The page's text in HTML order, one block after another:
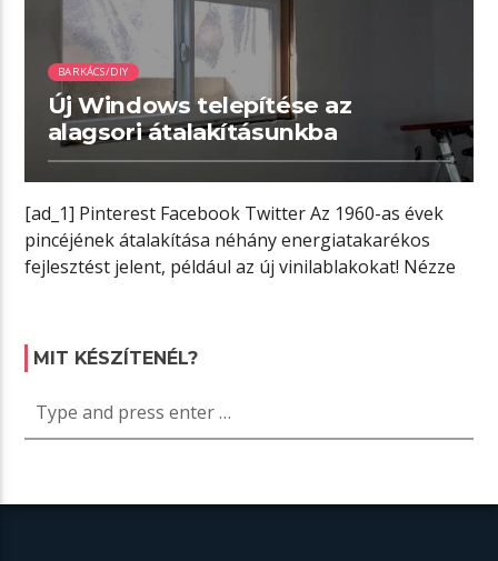
BARKÁCS/DIY
Új Windows telepítése az
alagsori átalakításunkba
[ad_1] Pinterest Facebook Twitter Az 1960-as évek
pincéjének átalakítása néhány energiatakarékos
fejlesztést jelent, például az új vinilablakokat! Nézze
MIT KÉSZÍTENÉL?